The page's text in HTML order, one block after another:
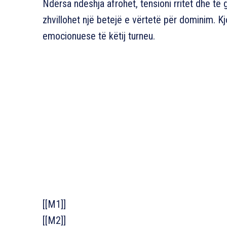
Ndërsa ndeshja afrohet, tensioni rritet dhe
zhvillohet një betejë e vërtetë për dominim.
emocionuese të këtij turneu.
[[M1]]
[[M2]]